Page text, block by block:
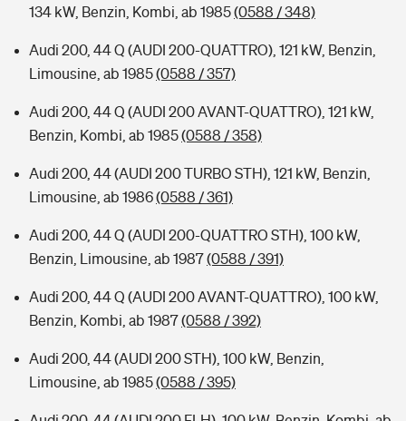
134 kW, Benzin, Kombi, ab 1985(0588 / 348)
Audi 200, 44 Q (AUDI 200-QUATTRO), 121 kW, Benzin,
Limousine, ab 1985(0588 / 357)
Audi 200, 44 Q (AUDI 200 AVANT-QUATTRO), 121 kW,
Benzin, Kombi, ab 1985(0588 / 358)
Audi 200, 44 (AUDI 200 TURBO STH), 121 kW, Benzin,
Limousine, ab 1986(0588 / 361)
Audi 200, 44 Q (AUDI 200-QUATTRO STH), 100 kW,
Benzin, Limousine, ab 1987(0588 / 391)
Audi 200, 44 Q (AUDI 200 AVANT-QUATTRO), 100 kW,
Benzin, Kombi, ab 1987(0588 / 392)
Audi 200, 44 (AUDI 200 STH), 100 kW, Benzin,
Limousine, ab 1985(0588 / 395)